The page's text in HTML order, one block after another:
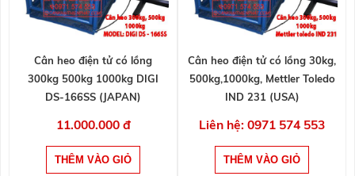
Cân heo điện tử có lồng
300kg 500kg 1000kg DIGI
DS-166SS (JAPAN)
11.000.000 đ
Cân heo điện tử có lồng 30kg,
500kg,1000kg, Mettler Toledo
IND 231 (USA)
Liên hệ: 0971 574 553